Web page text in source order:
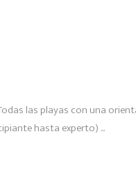
las playas con una
hasta experto)